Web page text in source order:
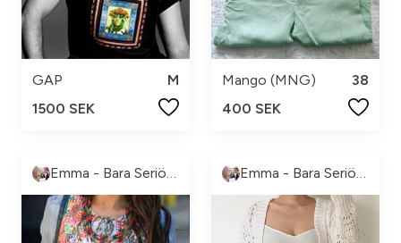
GAP
M
1500 SEK
Mango (MNG)
38
400 SEK
Emma - Bara Seriösa Köpare, tack! Emma - Bara Seriösa Köpare, tack!